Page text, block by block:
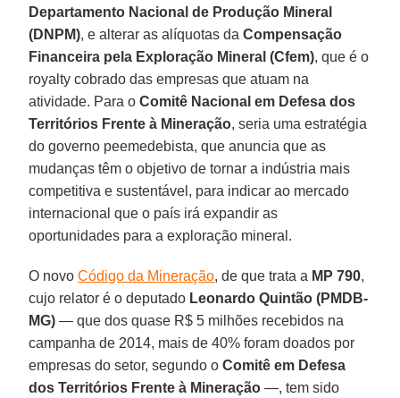
Departamento Nacional de Produção Mineral
(DNPM), e alterar as alíquotas daCompensação
Financeira pela Exploração Mineral (Cfem), que é o
royalty cobrado das empresas que atuam na
atividade. Para oComitê Nacional em Defesa dos
Territórios Frente à Mineração, seria uma estratégia
do governo peemedebista, que anuncia que as
mudanças têm o objetivo de tornar a indústria mais
competitiva e sustentável, para indicar ao mercado
internacional que o país irá expandir as
oportunidades para a exploração mineral.
O novoCódigo da Mineração, de que trata a MP 790,
cujo relator é o deputado Leonardo Quintão (PMDB-
MG) — que dos quase R$ 5 milhões recebidos na
campanha de 2014, mais de 40% foram doados por
empresas do setor, segundo oComitê em Defesa
dos Territórios Frente à Mineração —, tem sido